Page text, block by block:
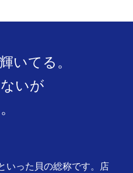
いてる。
いが
いった貝の総称です。店